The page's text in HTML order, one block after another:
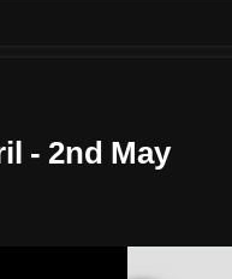
- 2nd May